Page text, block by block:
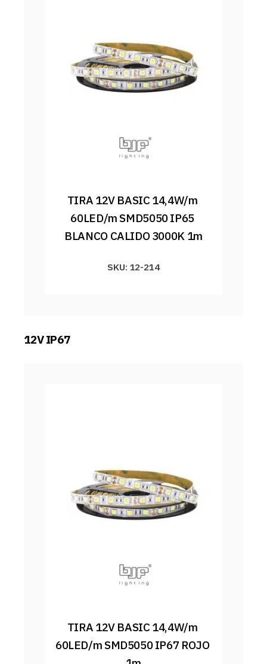
TIRA 12V BASIC 14,4W/m
60LED/m SMD5050 IP65
BLANCO CALIDO 3000K 1m
SKU: 12-214
12V IP67
TIRA 12V BASIC 14,4W/m
60LED/m SMD5050 IP67 ROJO